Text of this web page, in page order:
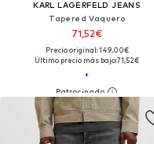
KARL LAGERFELD JEANS
Tapered Vaquero
71,52€
Precio original: 149,00€
Último precio más bajo:71,52€